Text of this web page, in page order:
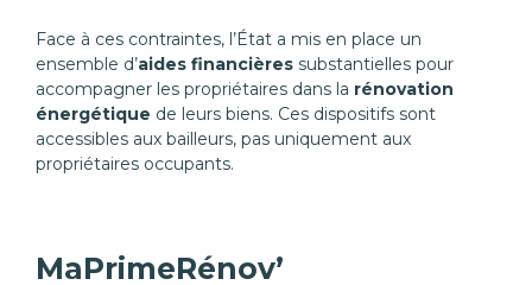
Face à ces contraintes, l’État a mis en place un
ensemble d’aides financières substantielles pour
accompagner les propriétaires dans la rénovation
énergétique de leurs biens. Ces dispositifs sont
accessibles aux bailleurs, pas uniquement aux
propriétaires occupants.
MaPrimeRénov’